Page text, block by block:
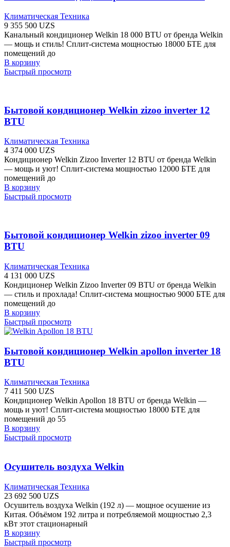
Климатическая Техника
9 355 500 UZS
Канальный кондиционер Welkin 18 000 BTU от бренда Welkin
— мощь и стиль! Сплит-система мощностью 18000 БТЕ для
помещений до
В корзину
Быстрый просмотр
Бытовой кондиционер Welkin zizoo inverter 12
BTU
Климатическая Техника
4 374 000 UZS
Кондиционер Welkin Zizoo Inverter 12 BTU от бренда Welkin
— мощь и уют! Сплит-система мощностью 12000 БТЕ для
помещений до
В корзину
Быстрый просмотр
Бытовой кондиционер Welkin zizoo inverter 09
BTU
Климатическая Техника
4 131 000 UZS
Кондиционер Welkin Zizoo Inverter 09 BTU от бренда Welkin
— стиль и прохлада! Сплит-система мощностью 9000 БТЕ для
помещений до
В корзину
Быстрый просмотр
Бытовой кондиционер Welkin apollon inverter 18
BTU
Климатическая Техника
7 411 500 UZS
Кондиционер Welkin Apollon 18 BTU от бренда Welkin —
мощь и уют! Сплит-система мощностью 18000 БТЕ для
помещений до 55
В корзину
Быстрый просмотр
Осушитель воздуха Welkin
Климатическая Техника
23 692 500 UZS
Осушитель воздуха Welkin (192 л) — мощное осушение из
Китая. Объёмом 192 литра и потребляемой мощностью 2,3
кВт этот стационарный
В корзину
Быстрый просмотр